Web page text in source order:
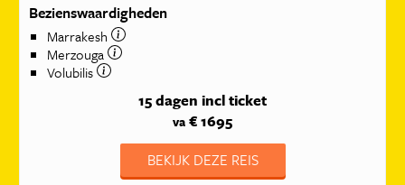
Bezienswaardigheden
Marrakesh
Merzouga
Volubilis
15 dagen incl ticket
va € 1695
BEKIJK DEZE REIS